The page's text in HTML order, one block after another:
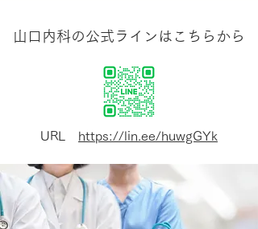
山口内科の公式ラインはこちらから
URL https://lin.ee/huwgGYk